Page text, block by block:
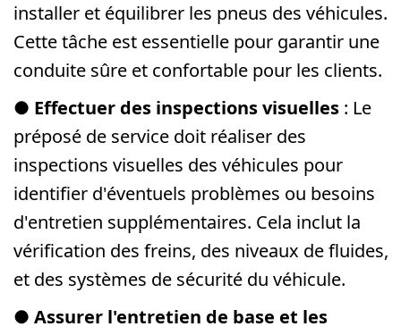
installer et équilibrer les pneus des véhicules.
Cette tâche est essentielle pour garantir une
conduite sûre et confortable pour les clients.
● Effectuer des inspections visuelles: Le
préposé de service doit réaliser des
inspections visuelles des véhicules pour
identifier d'éventuels problèmes ou besoins
d'entretien supplémentaires. Cela inclut la
vérification des freins, des niveaux de fluides,
et des systèmes de sécurité du véhicule.
● Assurer l'entretien de base et les